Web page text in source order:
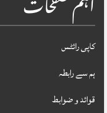
کاپی رائٹس
ہم سے رابطہ
قوائد و ضوابط